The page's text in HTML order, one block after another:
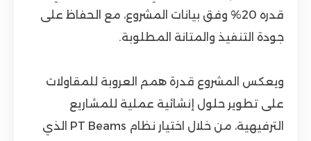
قدره 20% وفق بيانات المشروع، مع الحفاظ على
جودة التنفيذ والمتانة المطلوبة.
ويعكس المشروع قدرة همم العروبة للمقاولات
على تطوير حلول إنشائية عملية للمشاريع
الترفيهية، من خلال اختيار نظام PT Beams الذي